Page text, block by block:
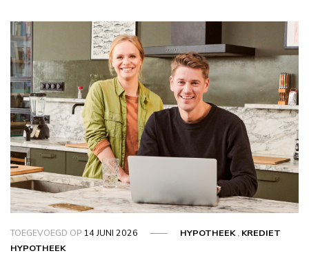
TOEGEVOEGD OP 14 JUNI 2026 HYPOTHEEK, KREDIET
HYPOTHEEK